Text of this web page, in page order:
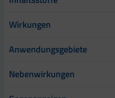
Wirkungen
Anwendungsgebiete
Nebenwirkungen